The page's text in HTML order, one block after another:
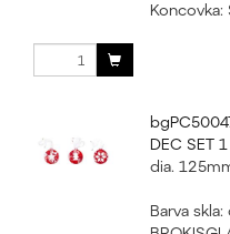
Koncovka:
DEC SET
dia.
Barva